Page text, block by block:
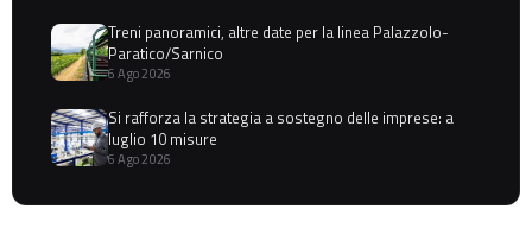
Treni panoramici, altre date per la linea Palazzolo-
Paratico/Sarnico
6 Ago 2026
Si rafforza la strategia a sostegno delle imprese: a
luglio 10 misure
6 Ago 2026